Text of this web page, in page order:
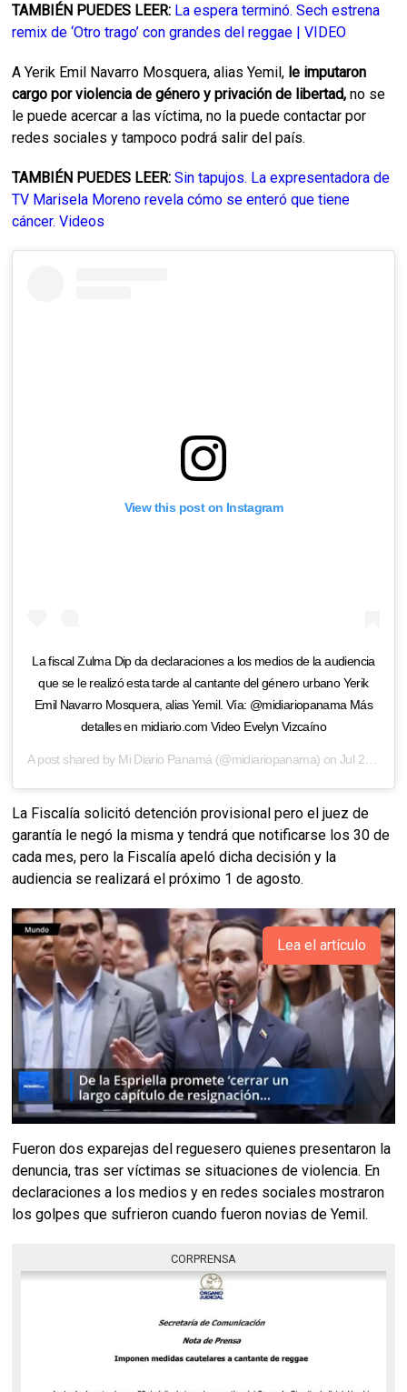
TAMBIÉN PUEDES LEER: La espera terminó. Sech estrena
remix de ‘Otro trago’ con grandes del reggae | VIDEO
A Yerik Emil Navarro Mosquera, alias Yemil, le imputaron
cargo por violencia de género y privación de libertad,no se
le puede acercar a las víctima, no la puede contactar por
redes sociales y tampoco podrá salir del país.
TAMBIÉN PUEDES LEER:Sin tapujos. La expresentadora de
TV Marisela Moreno revela cómo se enteró que tiene
cáncer. Videos
View this post on Instagram
La fiscal Zulma Dip da declaraciones a los medios de la audiencia
que se le realizó esta tarde al cantante del género urbano Yerik
Emil Navarro Mosquera, alias Yemil. Vía: @midiariopanama Más
detalles en midiario.com Video Evelyn Vizcaíno
A post shared by Mi Diario Panamá(@midiariopanama) onJul 26, 2019 at 3:09pm PDT
La Fiscalía solicitó detención provisional pero el juez de
garantía le negó la misma y tendrá que notificarse los 30 de
cada mes, pero la Fiscalía apeló dicha decisión y la
audiencia se realizará el próximo 1 de agosto.
Lea el artículo
Fueron dos exparejas del reguesero quienes presentaron la
denuncia, tras ser víctimas se situaciones de violencia. En
declaraciones a los medios y en redes sociales mostraron
los golpes que sufrieron cuando fueron novias de Yemil.
CORPRENSA